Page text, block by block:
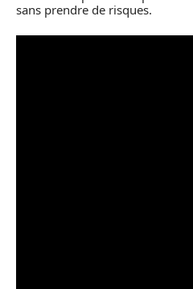
sans prendre de risques.